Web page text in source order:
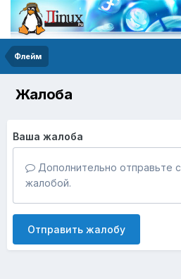
Флейм
Жалоба
Ваша жалоба
Дополнительно отправьте
жалобой.
Отправить жалобу